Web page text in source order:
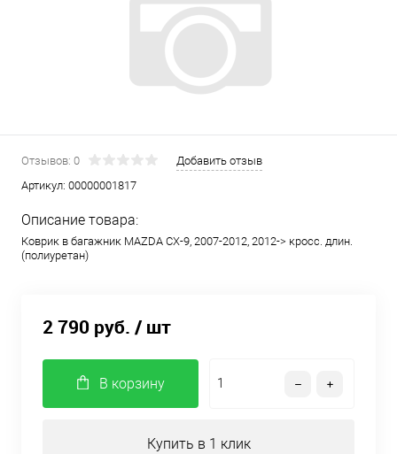
Отзывов: 0
Добавить отзыв
Артикул: 00000001817
Описание товара:
Коврик в багажник MAZDA CX-9, 2007-2012, 2012-> кросс. длин.
(полиуретан)
2 790 руб. / шт
В корзину
Купить в 1 клик